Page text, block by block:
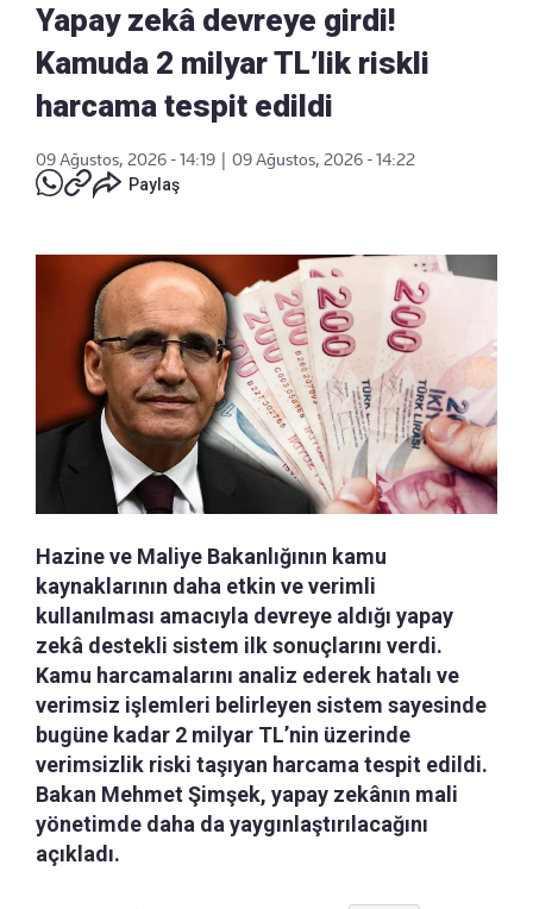
Yapay zekâ devreye girdi!
Kamuda 2 milyar TL’lik riskli
harcama tespit edildi
09 Ağustos, 2026 - 14:19
09 Ağustos, 2026 - 14:22
Paylaş
Hazine ve Maliye Bakanlığının kamu
kaynaklarının daha etkin ve verimli
kullanılması amacıyla devreye aldığı yapay
zekâ destekli sistem ilk sonuçlarını verdi.
Kamu harcamalarını analiz ederek hatalı ve
verimsiz işlemleri belirleyen sistem sayesinde
bugüne kadar 2 milyar TL’nin üzerinde
verimsizlik riski taşıyan harcama tespit edildi.
Bakan Mehmet Şimşek, yapay zekânın mali
yönetimde daha da yaygınlaştırılacağını
açıkladı.